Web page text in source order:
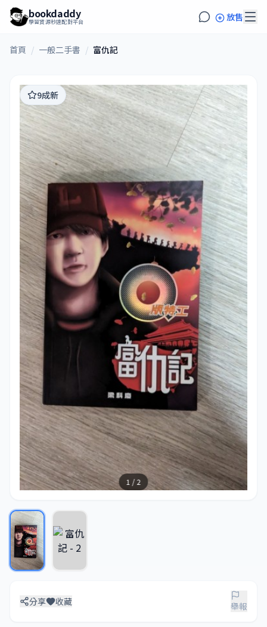
bookdaddy
學習資源秒速配對平台 放售
首頁 / 一般二手書 / 富仇記
1 / 2
9成新
分享 收藏 舉報